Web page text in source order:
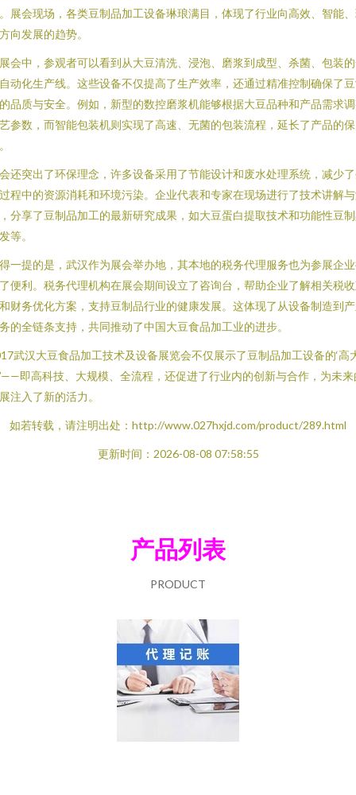
展会现场，各类豆制品加工设备琳琅满目，体现了行业向高效、智能
向发展的趋势。
会中，参观者可以看到从大豆清洗、浸泡、磨浆到成型、杀菌、包装
动化生产线。这些设备不仅提高了生产效率，还通过精准控制确保了
品质与安全。例如，新型的数控磨浆机能够根据大豆品种和产品需求
参数，而智能包装机则实现了高速、无菌的包装流程，延长了产品的
还突出了环保理念，许多设备采用了节能设计和废水处理系统，减少
程中的资源消耗和环境污染。企业代表和专家在现场进行了技术讲解
分享了豆制品加工的最新研究成果，如大豆蛋白提取技术和功能性豆
等。
一提的是，武汉作为展会举办地，其本地的税务代理服务也为参展企
便利。税务代理机构在展会期间设立了咨询台，帮助企业了解相关税
财务优化方案，支持豆制品行业的健康发展。这体现了从设备制造到
的全链条支持，共同推动了中国大豆食品加工业的进步。
武汉大豆食品加工技术及设备展览会不仅展示了豆制品加工设备的‘高
即高科技、大规模、全流程，还促进了行业内的创新与合作，为未来
注入了新的活力。
如若转载，请注明出处：http://www.027hxjd.com/product/289.html
更新时间：2026-08-08 07:58:55
产品列表
PRODUCT